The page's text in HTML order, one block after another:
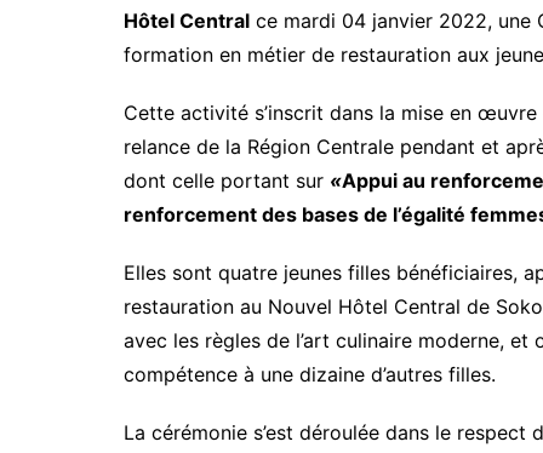
Hôtel Central ce mardi 04 janvier 2022, une
formation en métier de restauration aux
Cette activité s’inscrit dans la mise en
relance de la Région Centrale pendant et
dont celle portant sur «Appui au
renforcement des bases de l’égalité
Elles sont quatre jeunes filles bénéficiaires,
restauration au Nouvel Hôtel Central de
avec les règles de l’art culinaire moderne,
compétence à une dizaine d’autres filles.
La cérémonie s’est déroulée dans le